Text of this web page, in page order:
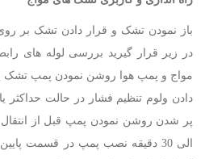
باز نمودن تشک و قرار دادن تشک بر
در زیر قرار گیرید بررسی لوله های
مواج و پمپ هوا روشن نمودن پمپ تشک
الی 30 دقیقه نصب پمپ در قسمت